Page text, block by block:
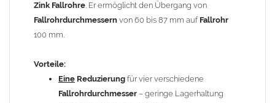
Passkonuspasst unten nur in ein aufgeweitetes
Muffe). Hat IhrFallrohrkeine Muffe, wird eine zusätzliche
Steckmuffe(Art.-Nr. 806440100 – nicht enthalten) benötigt.
Fallrohren, die vor dem Jahr 2000 hergestellt wurden
beachten Sie bitte den Einbauhinweis (siehe -> Allgemeine
Zink Fallrohre. Er ermöglicht den Übergang von
Fallrohrdurchmessern von 60 bis 87 mm auf Fallrohr
100 mm.
Vorteile:
Eine Reduzierung für vier verschiedene
Fallrohrdurchmesser – geringe Lagerhaltung